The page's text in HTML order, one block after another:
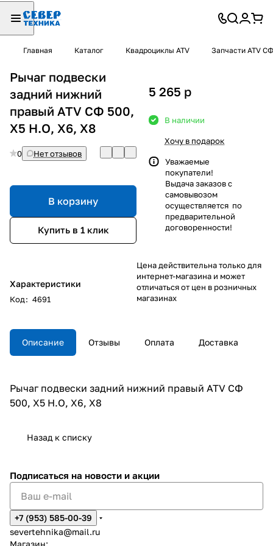
Главная Каталог Квадроциклы ATV Запчасти ATV СФ
Рычаг подвески
задний нижний
правый ATV СФ 500,
X5 H.O, X6, X8
0 Нет отзывов
В корзину
Купить в 1 клик
Характеристики
Код: 4691
5 265 p
В наличии
Хочу в подарок
Уважаемые
покупатели!
Выдача заказов с
самовывозом
осуществляется по
предварительной
договоренности!
Цена действительна только для
интернет-магазина и может
отличаться от цен в розничных
магазинах
Описание Отзывы Оплата Доставка
Рычаг подвески задний нижний правый ATV СФ
500, X5 H.O, X6, X8
Назад к списку
Подписаться на новости и акции
+7 (953) 585-00-39
severtehnika@mail.ru
Магазин: